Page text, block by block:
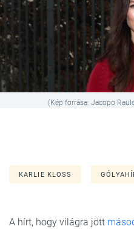
(Kép forrása: Jacopo
KARLIE KLOSS
A hírt, hogy világra jött